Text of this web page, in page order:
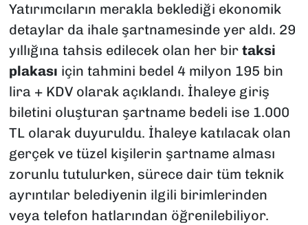
Yatırımcıların merakla beklediği ekonomik
detaylar da ihale şartnamesinde yer aldı. 29
yıllığına tahsis edilecek olan her bir taksi
plakası için tahmini bedel 4 milyon 195 bin
lira + KDV olarak açıklandı. İhaleye giriş
biletini oluşturan şartname bedeli ise 1.000
TL olarak duyuruldu. İhaleye katılacak olan
gerçek ve tüzel kişilerin şartname alması
zorunlu tutulurken, sürece dair tüm teknik
ayrıntılar belediyenin ilgili birimlerinden
veya telefon hatlarından öğrenilebiliyor.